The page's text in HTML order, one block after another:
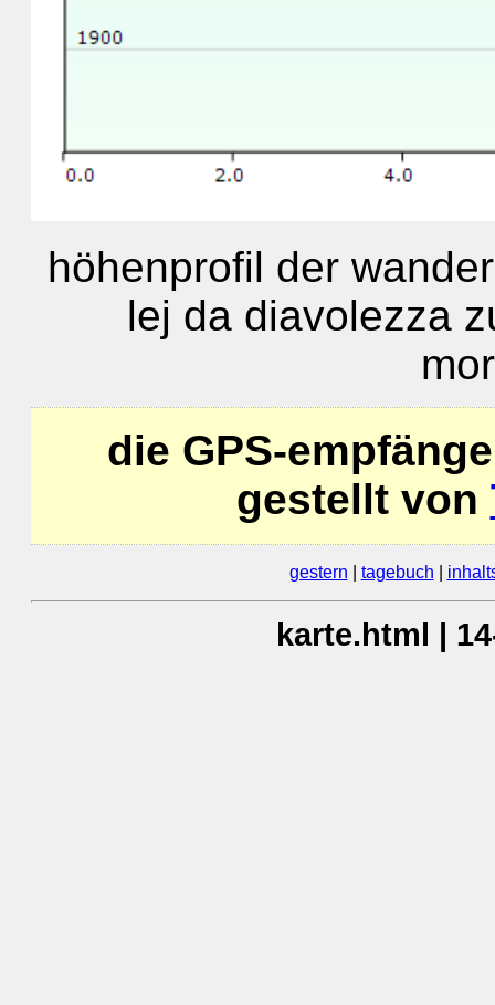
höhenprofil der
lej da diavolezza
die GPS-
gestellt von
gestern tagebuch
karte.html |